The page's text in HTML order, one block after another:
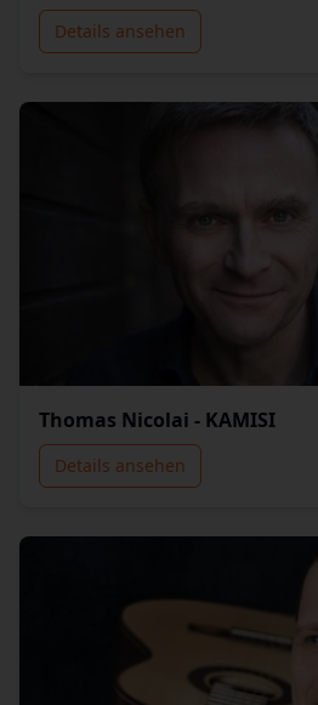
Details ansehen
Thomas Nicolai - KAMISI
Details ansehen